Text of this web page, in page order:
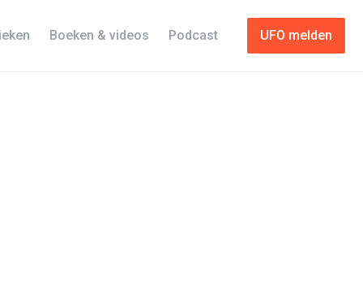
UFO melden
Boeken & videos Podcast